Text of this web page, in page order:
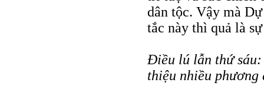
dân tộc. Vậy mà
tắc này thì quả là
Điều lú lẫn thứ
thiệu nhiều phương